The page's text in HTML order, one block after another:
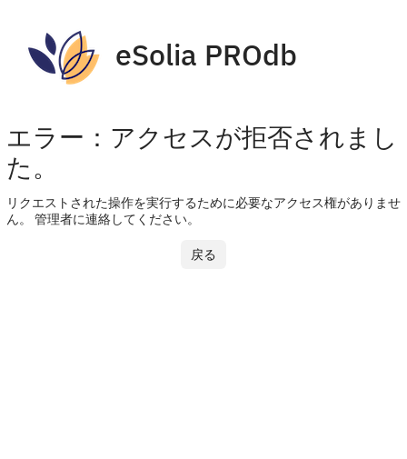
eSolia PROdb
エラー：アクセスが拒否されまし
た。
リクエストされた操作を実行するために必要なアクセス権がありませ
ん。 管理者に連絡してください。
戻る